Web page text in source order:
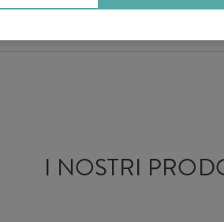
I NOSTRI